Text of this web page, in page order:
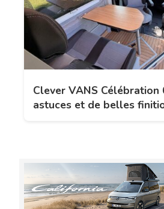
Clever VANS Célébration
astuces et de belles